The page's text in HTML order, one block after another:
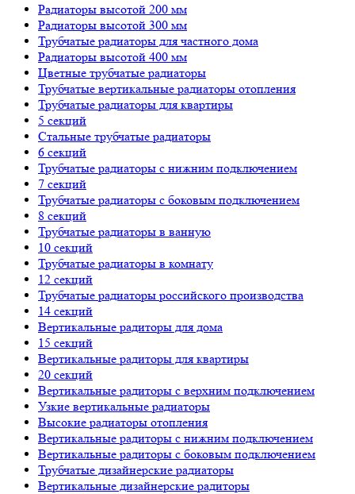
Радиаторы высотой 200 мм
Радиаторы высотой 300 мм
Трубчатые радиаторы для частного дома
Радиаторы высотой 400 мм
Цветные трубчатые радиаторы
Трубчатые вертикальные радиаторы отопления
Трубчатые радиаторы для квартиры
5 секций
Стальные трубчатые радиаторы
6 секций
Трубчатые радиаторы с нижним подключением
7 секций
Трубчатые радиаторы с боковым подключением
8 секций
Трубчатые радиаторы в ванную
10 секций
Трубчатые радиаторы в комнату
12 секций
Трубчатые радиаторы российского производства
14 секций
Вертикальные радиторы для дома
15 секций
Вертикальные радиторы для квартиры
20 секций
Вертикальные радиторы с верхним подключением
Узкие вертикальные радиаторы
Высокие радиаторы отопления
Вертикальные радиторы с нижним подключением
Вертикальные радиторы с боковым подключением
Трубчатые дизайнерские радиаторы
Вертикальные дизайнерские радиторы